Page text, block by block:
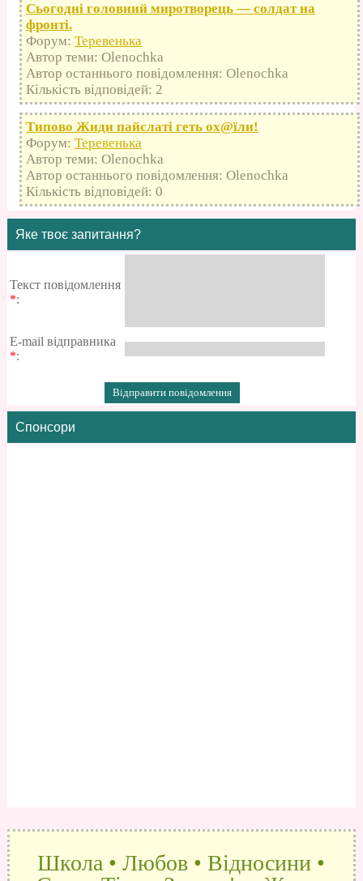
Сьогодні головний миротворець — солдат на
фронті.
Форум: Теревенька
Автор теми: Olenochka
Автор останнього повідомлення: Olenochka
Кількість відповідей: 2
Типово Жиди пайслаті геть оx@їли!
Форум: Теревенька
Автор теми: Olenochka
Автор останнього повідомлення: Olenochka
Кількість відповідей: 0
Яке твоє запитання?
Текст повідомлення
*:
E-mail відправника
*:
Спонсори
Школа • Любов • Відносини •